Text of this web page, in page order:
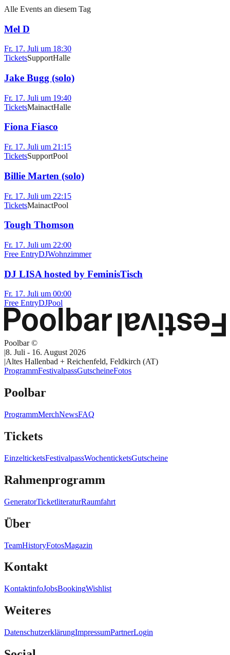
Alle Events an diesem Tag
Mel D
Fr. 17. Juli um 18:30
TicketsSupportHalle
Jake Bugg (solo)
Fr. 17. Juli um 19:40
TicketsMainactHalle
Fiona Fiasco
Fr. 17. Juli um 21:15
TicketsSupportPool
Billie Marten (solo)
Fr. 17. Juli um 22:15
TicketsMainactPool
Tough Thomson
Fr. 17. Juli um 22:00
Free EntryDJWohnzimmer
DJ LISA hosted by FeminisTisch
Fr. 17. Juli um 00:00
Free EntryDJPool
Poolbar ©
|8. Juli - 16. August 2026
|Altes Hallenbad + Reichenfeld, Feldkirch (AT)
ProgrammFestivalpassGutscheineFotos
Poolbar
ProgrammMerchNewsFAQ
Tickets
EinzelticketsFestivalpassWochenticketsGutscheine
Rahmenprogramm
GeneratorTicketliteraturRaumfahrt
Über
TeamHistoryFotosMagazin
Kontakt
KontaktinfoJobsBookingWishlist
Weiteres
DatenschutzerklärungImpressumPartnerLogin